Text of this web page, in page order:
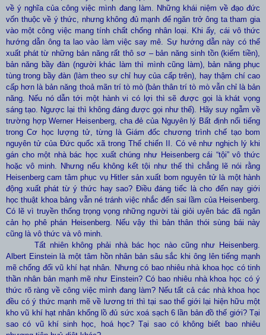
về ý nghĩa của công việc mình đang làm. Những khái niệm về đạo đức
vốn thuộc về ý thức, nhưng không đủ mạnh để ngăn trở ông ta tham gia
vào một công việc mang tính chất chống nhân loại. Khi ấy, cái vô thức
hướng dẫn ông ta lao vào làm việc say mê. Sự hướng dẫn này có thể
xuất phát từ những bản năng rất thô sơ – bản năng sinh tồn (kiếm tiền),
bản năng bầy đàn (người khác làm thì mình cũng làm), bản năng phục
tùng trong bầy đàn (làm theo sự chỉ huy của cấp trên), hay thậm chí cao
cấp hơn là bản năng thoả mãn trí tò mò (bản thân trí tò mò vẫn chỉ là bản
năng. Nếu nó dẫn tới một hành vi có lợi thì sẽ được gọi là khát vọng
sáng tạo. Ngược lại thì không đáng được gọi như thế). Hãy suy ngẫm về
trường hợp Werner Heisenberg , cha đẻ của Nguyên lý Bất định nổi tiếng
trong Cơ học lượng tử, từng là Giám đốc chương trình chế tạo bom
nguyên tử của Đức quốc xã trong Thế chiến II. Có vẻ như nghịch lý khi
gán cho một nhà bác học xuất chúng như Heisenberg cái “tội” vô thức
hoặc vô minh. Nhưng nếu không kết tội như thế thì chẳng lẽ nói rằng
Heisenberg cam tâm phục vụ Hitler sản xuất bom nguyên tử là một hành
động xuất phát từ ý thức hay sao? Điều đáng tiếc là cho đến nay giới
học thuật khoa bảng vẫn né tránh việc nhắc đến sai lầm của Heisenberg.
Có lẽ vì truyền thống trọng vọng những người tài giỏi uyên bác đã ngăn
cản họ phê phán Heisenberg. Nếu vậy thì bản thân thói sùng bái này
cũng là vô thức và vô minh.
Tất nhiên không phải nhà bác học nào cũng như Heisenberg.
Albert Einstein là một tâm hồn nhân bản sâu sắc khi ông lên tiếng mạnh
mẽ chống đối vũ khí hạt nhân. Nhưng có bao nhiêu nhà khoa học có tinh
thần nhân bản mạnh mẽ như Einstein? Có bao nhiêu nhà khoa học có ý
thức rõ ràng về công việc mình đang làm? Nếu tất cả các nhà khoa học
đều có ý thức mạnh mẽ về lương tri thì tại sao thế giới lại hiện hữu một
kho vũ khí hạt nhân khổng lồ đủ sức xoá sạch 6 lần bản đồ thế giới? Tại
sao có vũ khí sinh học, hoá học? Tại sao có không biết bao nhiêu